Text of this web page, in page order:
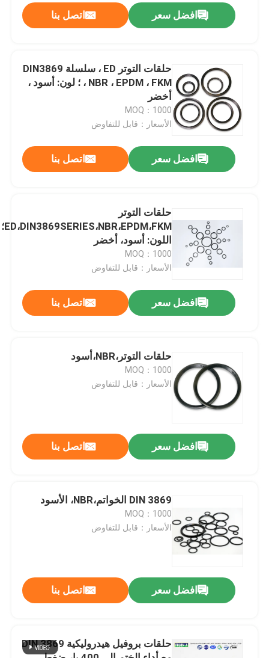
منزل
أشرطة فيديو
جولة في المعمل
اتصل بنا
أخبار
حلقات مطاطية
افضل سعر اتصل بنا
حلقات التوتر ED ، سلسلة DIN3869
، NBR ، EPDM ، FKM ؛ لون: أسود ،
أخضر
MOQ：1000
الأسعار：قابل للتفاوض
افضل سعر اتصل بنا
حلقات التوتر
ED،DIN3869SERIES،NBR،EPDM،FKM؛
اللون: أسود، أخضر
MOQ：1000
الأسعار：قابل للتفاوض
افضل سعر اتصل بنا
حلقات التوتر،NBR،أسود
MOQ：1000
الأسعار：قابل للتفاوض
افضل سعر اتصل بنا
DIN 3869 الخواتم،NBR، الأسود
MOQ：1000
الأسعار：قابل للتفاوض
افضل سعر اتصل بنا
حلقات بروفيل هيدروليكية DIN 3869